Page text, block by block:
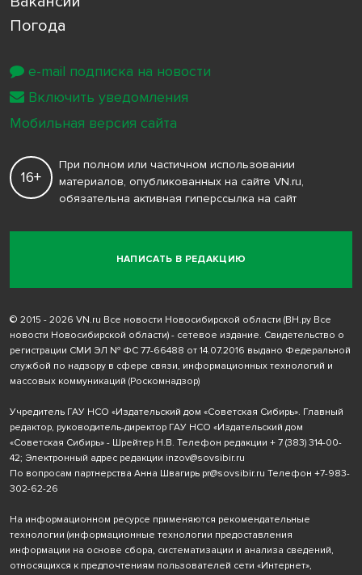
Погода
НАПИСАТЬ В РЕДАКЦИЮ
16+
При полном или частичном использовании
материалов, опубликованных на сайте VN.ru,
обязательна активная гиперссылка на сайт
© 2015 - 2026 VN.ru Все новости Новосибирской области (ВН.ру Все
новости Новосибирской области) - сетевое издание. Свидетельство о
регистрации СМИ ЭЛ № ФС 77-66488 от 14.07.2016 выдано Федеральной
службой по надзору в сфере связи, информационных технологий и
массовых коммуникаций (Роскомнадзор)
Учредитель ГАУ НСО «Издательский дом «Советская Сибирь». Главный
редактор, руководитель-директор ГАУ НСО «Издательский дом
«Советская Сибирь» - Шрейтер Н.В. Телефон редакции + 7 (383) 314-00-
42; Электронный адрес редакции inzov@sovsibir.ru
По вопросам партнерства Анна Швагирь pr@sovsibir.ru Телефон +7-983-
302-62-26
На информационном ресурсе применяются рекомендательные
технологии (информационные технологии предоставления
информации на основе сбора, систематизации и анализа сведений,
относящихся к предпочтениям пользователей сети «Интернет»,
e-mail подписка на новости
Включить уведомления
Мобильная версия сайта